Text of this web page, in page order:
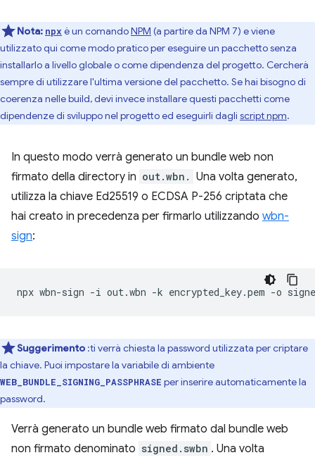
Nota: npx è un comandoNPM (a partire da NPM 7) e viene
utilizzato qui come modo pratico per eseguire un pacchetto senza
installarlo a livello globale o come dipendenza del progetto. Cercherà
sempre di utilizzare l'ultima versione del pacchetto. Se hai bisogno di
coerenza nelle build, devi invece installare questi pacchetti come
dipendenze di sviluppo nel progetto ed eseguirli dagli script npm.
In questo modo verrà generato un bundle web non
firmato della directory in out.wbn. Una volta generato,
utilizza la chiave Ed25519 o ECDSA P-256 criptata che
hai creato in precedenza per firmarlo utilizzando wbn-
sign:
npx wbn-sign -i out.wbn -k encrypted_key.pem -o
Suggerimento :ti verrà chiesta la password utilizzata per criptare
la chiave. Puoi impostare la variabile di ambiente
WEB_BUNDLE_SIGNING_PASSPHRASE per inserire automaticamente la
password.
Verrà generato un bundle web firmato dal bundle web
non firmato denominato signed.swbn . Una volta